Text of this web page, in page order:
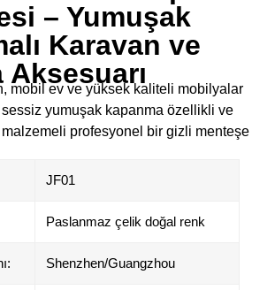
– Yumuşak
Karavan ve
mobil ev ve yüksek kaliteli mobilyalar​​
​​sessiz yumuşak kapanma​​ özellikli ve
profesyonel bir gizli menteşe
JF01
Paslanmaz çelik doğal renk
Shenzhen/Guangzhou